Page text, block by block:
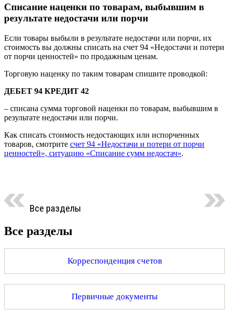
Списание наценки по товарам, выбывшим в
результате недостачи или порчи
Если товары выбыли в результате недостачи или порчи, их
стоимость вы должны списать на счет 94 «Недостачи и потери
от порчи ценностей» по продажным ценам.
Торговую наценку по таким товарам спишите проводкой:
ДЕБЕТ 94 КРЕДИТ 42
– списана сумма торговой наценки по товарам, выбывшим в
результате недостачи или порчи.
Как списать стоимость недостающих или испорченных
товаров, смотрите счет 94 «Недостачи и потери от порчи
ценностей», ситуацию «Списание сумм недостач».
Все разделы
Все разделы
Корреспонденция счетов
Первичные документы